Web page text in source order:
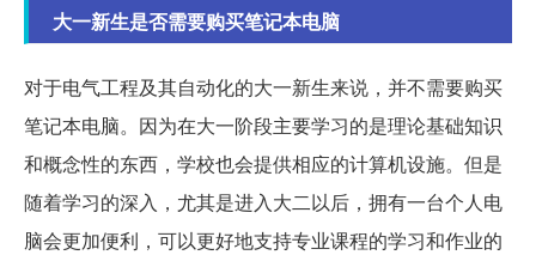
大一新生是否需要购买笔记本电脑
对于电气工程及其自动化的大一新生来说，并不需要购买
笔记本电脑。因为在大一阶段主要学习的是理论基础知识
和概念性的东西，学校也会提供相应的计算机设施。但是
随着学习的深入，尤其是进入大二以后，拥有一台个人电
脑会更加便利，可以更好地支持专业课程的学习和作业的